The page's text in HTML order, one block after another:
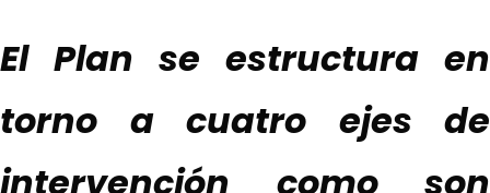
El Plan se estructura en
torno a cuatro ejes de
intervención como son